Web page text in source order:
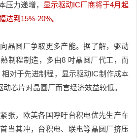
压力递增，
显示驱动IC厂商将于4月起
达到15%-20%。
晶圆厂争取更多产能。据了解，驱动
制程制造，多由8 吋晶圆厂代工，而
对于先进制程，显示驱动IC制作成本
动芯片对晶圆厂而言经济效益较低。
张，欧美各国呼吁台积电优先生产车
当其冲，台积电、联电等晶圆厂挤压